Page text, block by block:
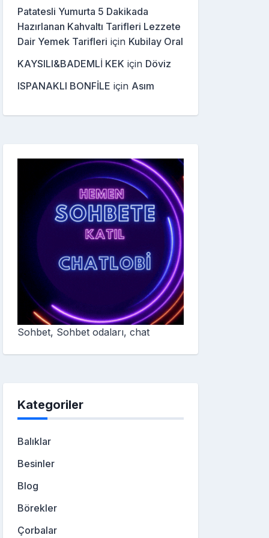
Patatesli Yumurta 5 Dakikada
Hazırlanan Kahvaltı Tarifleri Lezzete
Dair Yemek Tarifleri için Kubilay Oral
KAYSILI&BADEMLİ KEK için Döviz
ISPANAKLI BONFİLE için Asım
Sohbet, Sohbet odaları, chat
Kategoriler
Balıklar
Besinler
Blog
Börekler
Çorbalar